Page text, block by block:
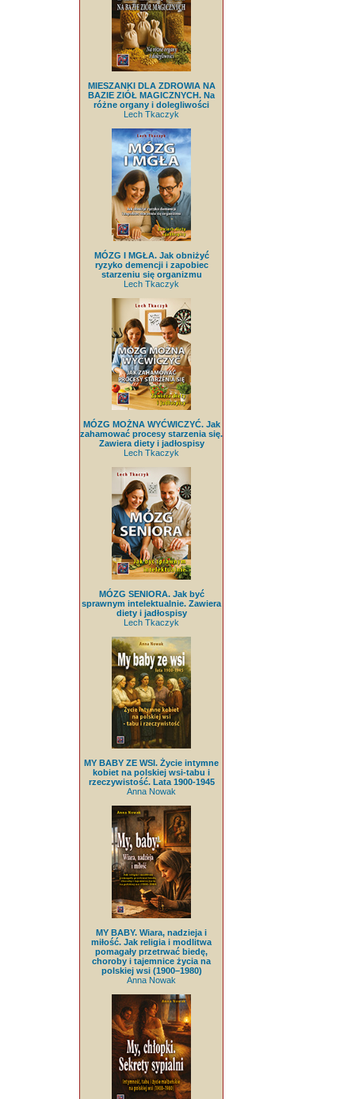
MIESZANKI DLA ZDROWIA NA
BAZIE ZIÓŁ MAGICZNYCH. Na
różne organy i dolegliwości
Lech Tkaczyk
MÓZG I MGŁA. Jak obniżyć
ryzyko demencji i zapobiec
starzeniu się organizmu
Lech Tkaczyk
MÓZG MOŻNA WYĆWICZYĆ. Jak
zahamować procesy starzenia się.
Zawiera diety i jadłospisy
Lech Tkaczyk
MÓZG SENIORA. Jak być
sprawnym intelektualnie. Zawiera
diety i jadłospisy
Lech Tkaczyk
MY BABY ZE WSI. Życie intymne
kobiet na polskiej wsi-tabu i
rzeczywistość. Lata 1900-1945
Anna Nowak
MY BABY. Wiara, nadzieja i
miłość. Jak religia i modlitwa
pomagały przetrwać biedę,
choroby i tajemnice życia na
polskiej wsi (1900–1980)
Anna Nowak